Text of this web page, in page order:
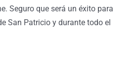
Seguro que será un éxito para
San Patricio y durante todo el